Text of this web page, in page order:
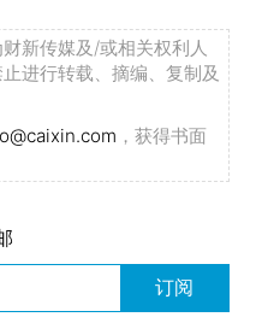
新传媒及/或相关权利人
进行转载、摘编、复制及
，获得书面
订阅